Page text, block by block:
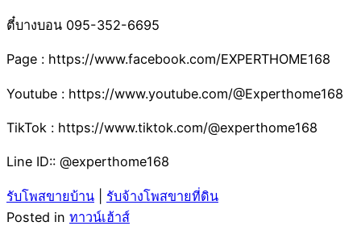
ตี๋บางบอน 095-352-6695
Page : https://www.facebook.com/EXPERTHOME168
Youtube : https://www.youtube.com/@Experthome168
TikTok : https://www.tiktok.com/@experthome168
Line ID:: @experthome168
รับโพสขายบ้าน
รับจ้างโพสขายที่ดิน
Posted in ทาวน์เฮ้าส์